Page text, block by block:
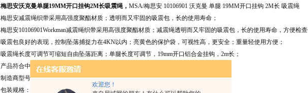
欢迎您！
梅思安沃克曼单腿19MM开口挂钩2M长吸震绳， MSA/梅思安 10106901 沃克曼 单腿 19MM开口挂钩 2M长 吸震绳
梅思安减震绳织带采用高强度聚酯材质；透明而又牢固的吸震包，长的使用寿命；
梅思安10106901Workman减震绳织带采用高强度聚酯材质；减震绳透明而又牢固的吸震包，长的使用寿命，方便检查
吸震包良好的表现，控制坠落捕捉力在4KN以内；亮黄色的保护袋，可视性高，更安全；重量轻使用方便；
吸震绳长度可调节可缩短自由坠落距离；单腿长度可调节，19mm开口铝合金挂钩，2m长；
产品符合中国标准 GB6095-2007。
制造商型号：10106901
包装规格：1条/包